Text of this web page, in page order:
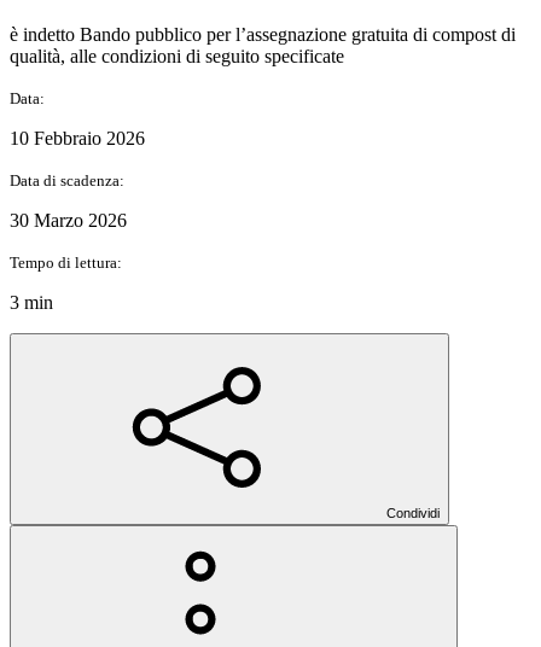
è indetto Bando pubblico per l’assegnazione gratuita di compost di
qualità, alle condizioni di seguito specificate
Data:
10 Febbraio 2026
Data di scadenza:
30 Marzo 2026
Tempo di lettura:
3 min
Condividi